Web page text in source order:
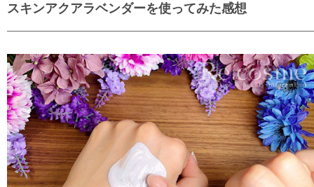
スキンアクアラベンダーを使ってみた感想